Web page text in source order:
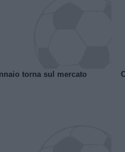
torna sul mercato